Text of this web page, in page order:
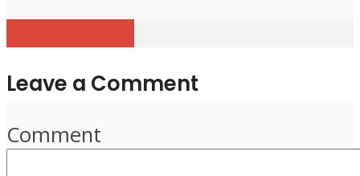
Leave a Comment
Comment